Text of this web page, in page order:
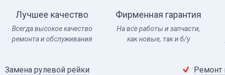
Лучшее качество
Всегда высокое качество
ремонта и обслуживания
Фирменная гарантия
На все работы и запчасти,
как новые, так и б/у
Замена рулевой рейки
Ремонт